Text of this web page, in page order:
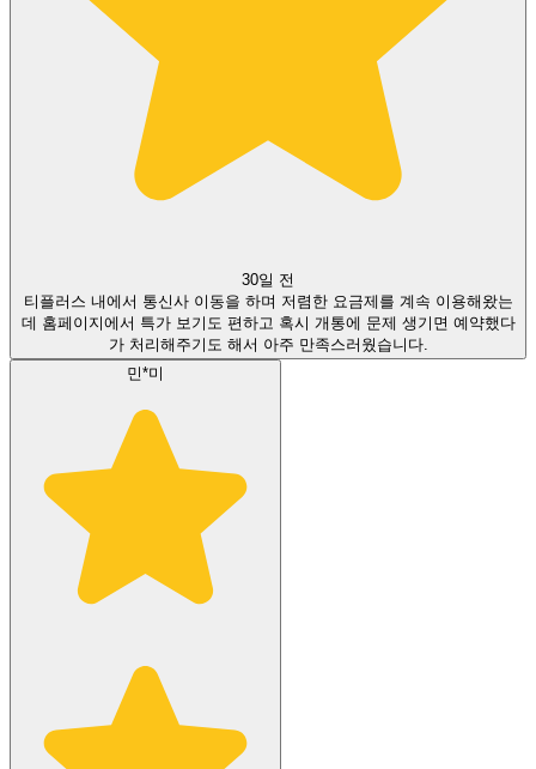
30일 전
티플러스 내에서 통신사 이동을 하며 저렴한 요금제를 계속 이용해왔는
데 홈페이지에서 특가 보기도 편하고 혹시 개통에 문제 생기면 예약했다
가 처리해주기도 해서 아주 만족스러웠습니다.
민*미